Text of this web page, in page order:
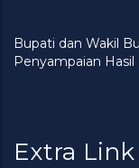
Bupati dan Wakil
Penyampaian
Extra Link